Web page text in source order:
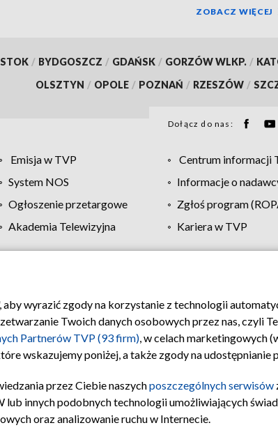
ZOBACZ WIĘCEJ
/ BYDGOSZCZ / GDAŃSK / GORZÓW WLKP. /
OLSZTYN / OPOLE / POZNAŃ / RZESZÓW /
Dołącz do nas:
Emisja w TVP Centrum informacji
System NOS Informacje o
Ogłoszenie przetargowe Zgłoś program
Akademia Telewizyjna Kariera w TVP
TVP Polityka prywatności Moje zgody
wyrazić zgody na korzystanie z technologii
Twoich danych osobowych przez nas, czyli
Partnerów TVP (93 firm), w celach marketingowych
wskazujemy poniżej, a także zgody na
przez Ciebie naszychposzczególnych serwisów
innych podobnych technologii umożliwiających
oraz analizowanie ruchu w Internecie.